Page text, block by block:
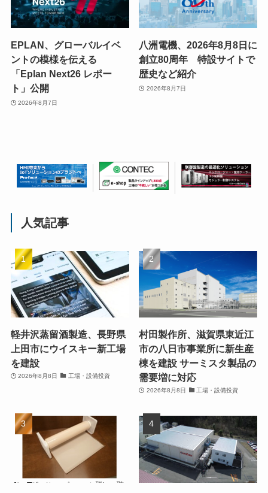
EPLAN、グローバルイベ
ントの模様を伝える
「Eplan Next26 レポー
ト」公開
2026年8月7日
八洲電機、2026年8月8日に
創立80周年 特設サイトで
歴史など紹介
2026年8月7日
人気記事
軽井沢蒸留酒製造、長野県
上田市にウイスキー新工場
を建設
2026年8月8日 工場・設備投資
村田製作所、滋賀県東近江
市の八日市事業所に新生産
棟を建設 サーミスタ製品の
需要増に対応
2026年8月8日 工場・設備投資